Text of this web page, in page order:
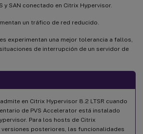
y SAN conectado en Citrix Hypervisor.
un tráfico de red reducido.
experimentan una mejor tolerancia a fallos,
de interrupción de un servidor de
en Citrix Hypervisor 8.2 LTSR cuando
de PVS Accelerator está instalado
Para los hosts de Citrix
versiones posteriores, las funcionalidades